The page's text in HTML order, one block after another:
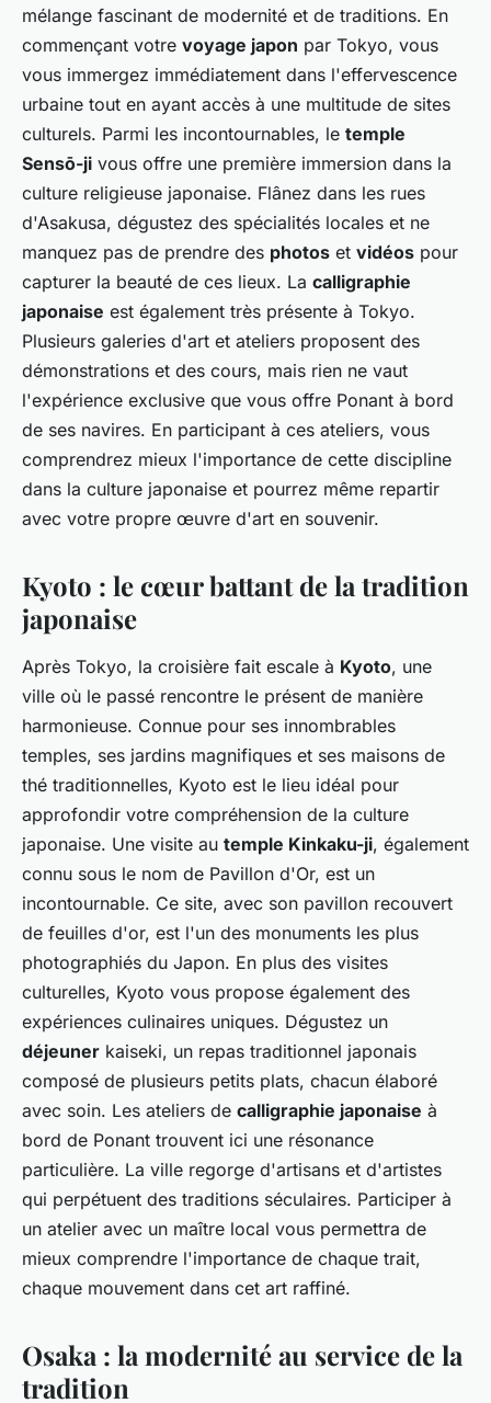
mélange fascinant de modernité et de traditions. En
commençant votre voyage japon par Tokyo, vous
vous immergez immédiatement dans l'effervescence
urbaine tout en ayant accès à une multitude de sites
culturels. Parmi les incontournables, le temple
Sensō-ji vous offre une première immersion dans la
culture religieuse japonaise. Flânez dans les rues
d'Asakusa, dégustez des spécialités locales et ne
manquez pas de prendre des photos et vidéos pour
capturer la beauté de ces lieux. La calligraphie
japonaise est également très présente à Tokyo.
Plusieurs galeries d'art et ateliers proposent des
démonstrations et des cours, mais rien ne vaut
l'expérience exclusive que vous offre Ponant à bord
de ses navires. En participant à ces ateliers, vous
comprendrez mieux l'importance de cette discipline
dans la culture japonaise et pourrez même repartir
avec votre propre œuvre d'art en souvenir.
Kyoto : le cœur battant de la tradition
japonaise
Après Tokyo, la croisière fait escale à Kyoto, une
ville où le passé rencontre le présent de manière
harmonieuse. Connue pour ses innombrables
temples, ses jardins magnifiques et ses maisons de
thé traditionnelles, Kyoto est le lieu idéal pour
approfondir votre compréhension de la culture
japonaise. Une visite au temple Kinkaku-ji, également
connu sous le nom de Pavillon d'Or, est un
incontournable. Ce site, avec son pavillon recouvert
de feuilles d'or, est l'un des monuments les plus
photographiés du Japon. En plus des visites
culturelles, Kyoto vous propose également des
expériences culinaires uniques. Dégustez un
déjeuner kaiseki, un repas traditionnel japonais
composé de plusieurs petits plats, chacun élaboré
avec soin. Les ateliers de calligraphie japonaise à
bord de Ponant trouvent ici une résonance
particulière. La ville regorge d'artisans et d'artistes
qui perpétuent des traditions séculaires. Participer à
un atelier avec un maître local vous permettra de
mieux comprendre l'importance de chaque trait,
chaque mouvement dans cet art raffiné.
Osaka : la modernité au service de la
tradition